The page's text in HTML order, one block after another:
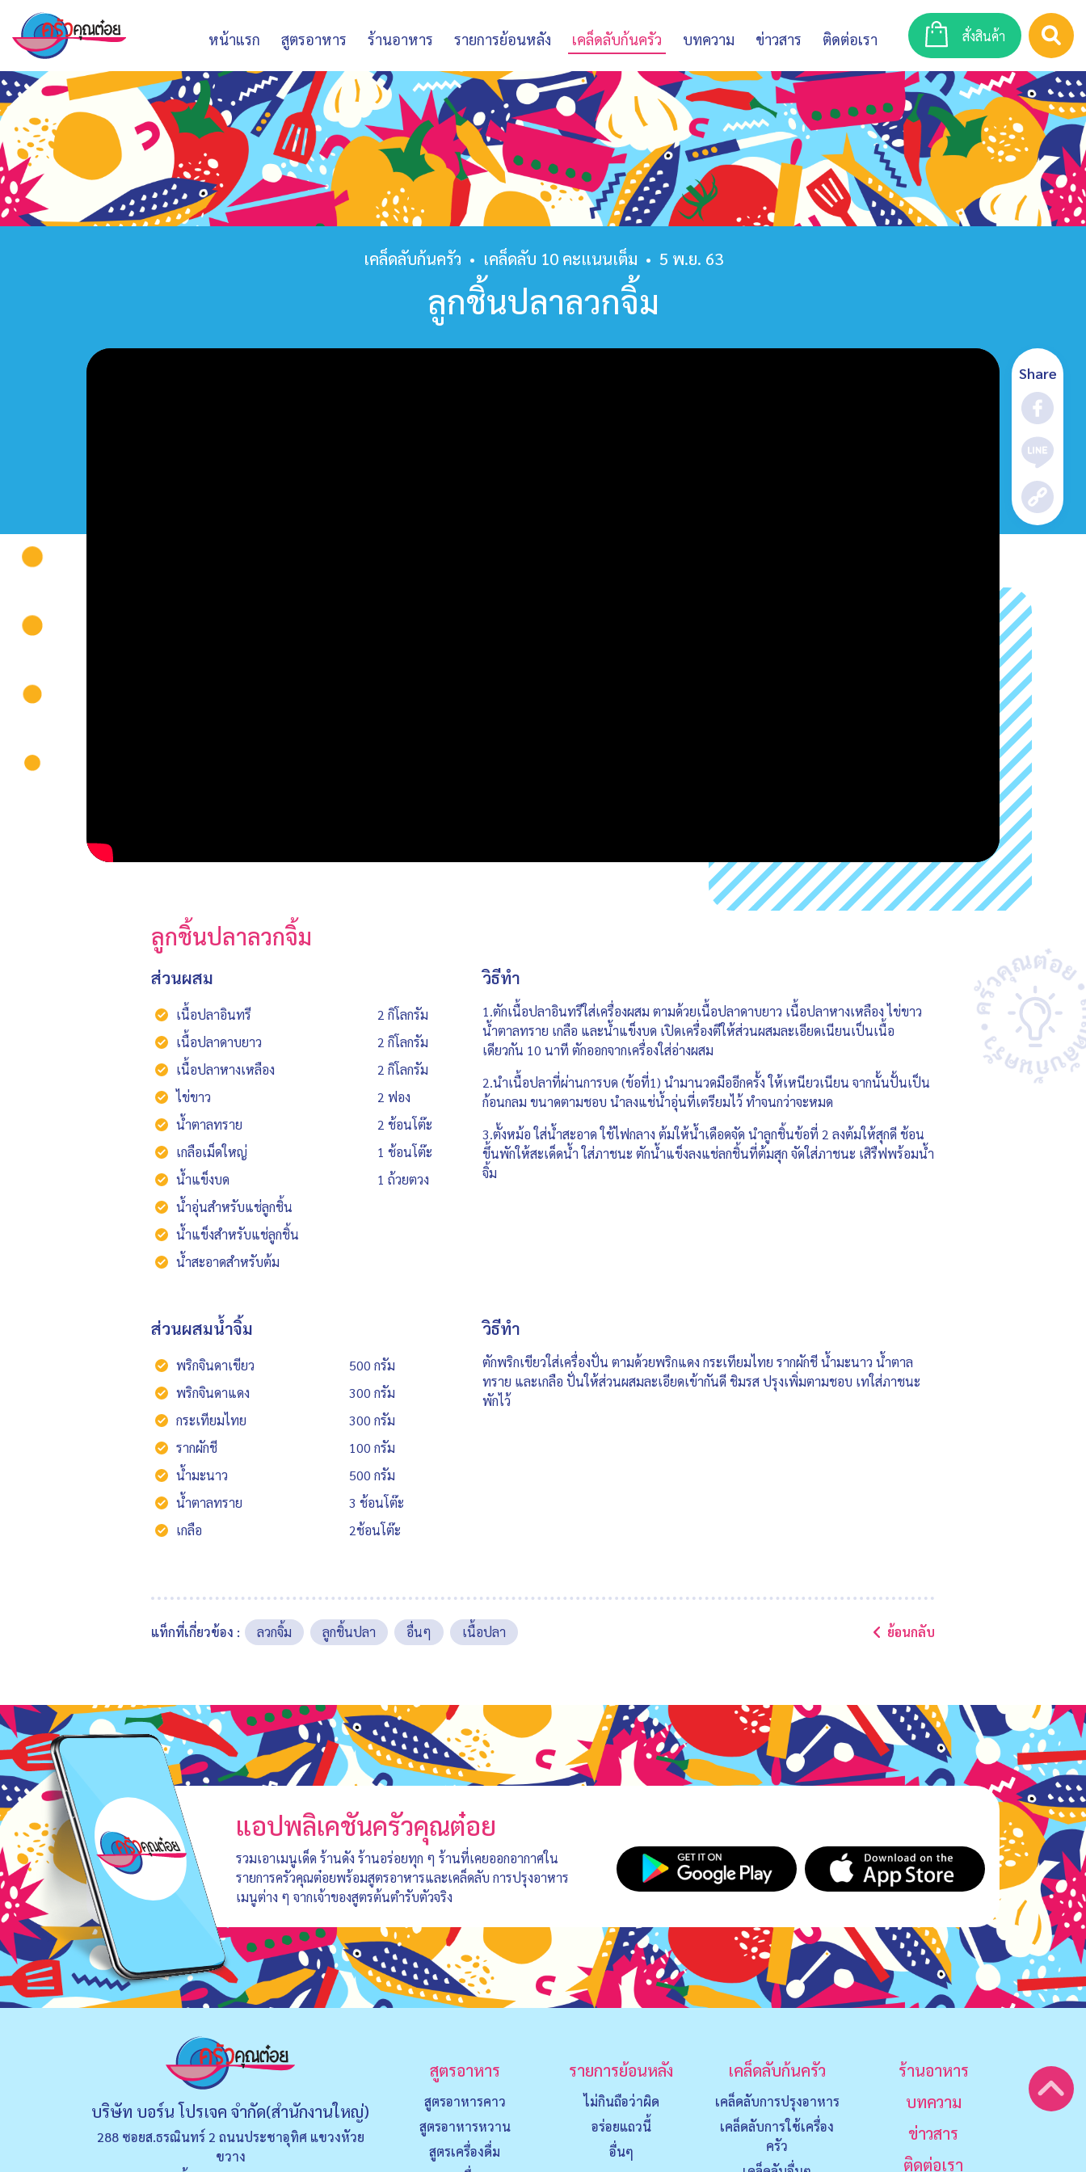
หน้าแรก สูตรอาหาร ร้านอาหาร รายการย้อนหลัง เคล็ดลับก้นครัว บทความ ข่าวสาร ติดต่อเรา สั่งสินค้า
เคล็ดลับก้นครัว • เคล็ดลับ 10 คะแนนเต็ม • 5 พ.ย. 63
ลูกชิ้นปลาลวกจิ้ม
Share
ลูกชิ้นปลาลวกจิ้ม
ส่วนผสม
เนื้อปลาอินทรี
2 กิโลกรัม
เนื้อปลาดาบยาว
2 กิโลกรัม
เนื้อปลาหางเหลือง
2 กิโลกรัม
ไข่ขาว
2 ฟอง
น้ำตาลทราย
2 ช้อนโต๊ะ
เกลือเม็ดใหญ่
1 ช้อนโต๊ะ
น้ำแข็งบด
1 ถ้วยตวง
น้ำอุ่นสำหรับแช่ลูกชิ้น
น้ำแข็งสำหรับแช่ลูกชิ้น
น้ำสะอาดสำหรับต้ม
วิธีทำ
1.ตักเนื้อปลาอินทรีใส่เครื่องผสม ตามด้วยเนื้อปลาดาบยาว เนื้อปลาหางเหลือง ไข่ขาว
น้ำตาลทราย เกลือ และน้ำแข็งบด เปิดเครื่องตีให้ส่วนผสมละเอียดเนียนเป็นเนื้อ
เดียวกัน 10 นาที ตักออกจากเครื่องใส่อ่างผสม
2.นำเนื้อปลาที่ผ่านการบด (ข้อที่1) นำมานวดมืออีกครั้ง ให้เหนียวเนียน จากนั้นปั้นเป็น
ก้อนกลม ขนาดตามชอบ นำลงแช่น้ำอุ่นที่เตรียมไว้ ทำจนกว่าจะหมด
3.ตั้งหม้อ ใส่น้ำสะอาด ใช้ไฟกลาง ต้มให้น้ำเดือดจัด นำลูกชิ้นข้อที่ 2 ลงต้มให้สุกดี ช้อน
ขึ้นพักให้สะเด็ดน้ำ ใส่ภาชนะ ตักน้ำแข็งลงแช่ลกชิ้นที่ต้มสุก จัดใส่ภาชนะ เสิรืฟพร้อมน้ำ
จิ้ม
ส่วนผสมน้ำจิ้ม
พริกจินดาเขียว
500 กรัม
พริกจินดาแดง
300 กรัม
กระเทียมไทย
300 กรัม
รากผักชี
100 กรัม
น้ำมะนาว
500 กรัม
น้ำตาลทราย
3 ช้อนโต๊ะ
เกลือ
2ช้อนโต๊ะ
วิธีทำ
ตักพริกเขียวใส่เครื่องปั่น ตามด้วยพริกแดง กระเทียมไทย รากผักชี น้ำมะนาว น้ำตาล
ทราย และเกลือ ปั่นให้ส่วนผสมละเอียดเข้ากันดี ชิมรส ปรุงเพิ่มตามชอบ เทใส่ภาชนะ
พักไว้
แท็กที่เกี่ยวข้อง : ลวกจิ้ม ลูกชิ้นปลา อื่นๆ เนื้อปลา ย้อนกลับ
แอปพลิเคชันครัวคุณต๋อย
รวมเอาเมนูเด็ด ร้านดัง ร้านอร่อยทุก ๆ ร้านที่เคยออกอากาศใน
รายการครัวคุณต๋อยพร้อมสูตรอาหารและเคล็ดลับ การปรุงอาหาร
เมนูต่าง ๆ จากเจ้าของสูตรต้นตำรับตัวจริง
บริษัท บอร์น โปรเจค จำกัด(สำนักงานใหญ่)
288 ซอยส.ธรณินทร์ 2 ถนนประชาอุทิศ แขวงหัวย
ขวาง
สูตรอาหาร
สูตรอาหารคาว
สูตรอาหารหวาน
สูตรเครื่องดื่ม
รายการย้อนหลัง
ไม่กินถือว่าผิด
อร่อยแถวนี้
อื่นๆ
เคล็ดลับก้นครัว
เคล็ดลับการปรุงอาหาร
เคล็ดลับการใช้เครื่อง
ครัว
ร้านอาหาร
บทความ
ข่าวสาร
ติดต่อเรา